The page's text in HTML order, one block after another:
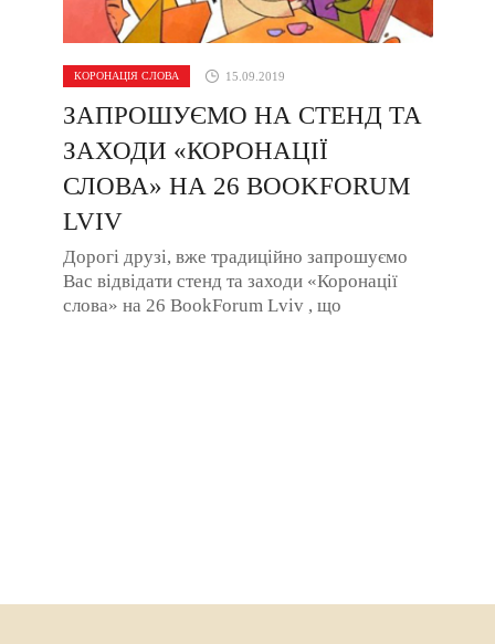
КОРОНАЦІЯ СЛОВА 15.09.2019
ЗАПРОШУЄМО НА СТЕНД ТА
ЗАХОДИ «КОРОНАЦІЇ
СЛОВА» НА 26 BOOKFORUM
LVIV
Дорогі друзі, вже традиційно запрошуємо
Вас відвідати стенд та заходи «Коронації
слова» на 26 BookForum Lviv , що